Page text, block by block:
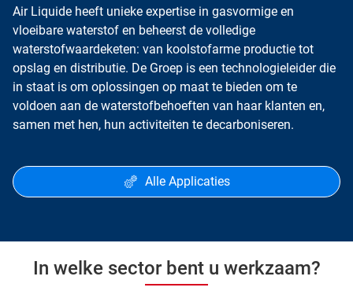
Air Liquide heeft unieke expertise in gasvormige en
vloeibare waterstof en beheerst de volledige
waterstofwaardeketen: van koolstofarme productie tot
opslag en distributie. De Groep is een technologieleider die
in staat is om oplossingen op maat te bieden om te
voldoen aan de waterstofbehoeften van haar klanten en,
samen met hen, hun activiteiten te decarboniseren.
Alle Applicaties
In welke sector bent u werkzaam?